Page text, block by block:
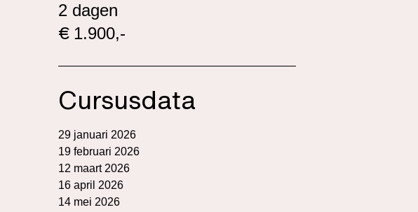
2 dagen
€ 1.900,-
Cursusdata
29 januari 2026
19 februari 2026
12 maart 2026
16 april 2026
14 mei 2026